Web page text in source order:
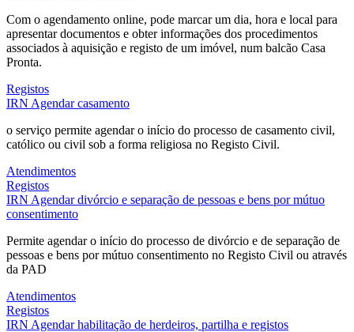
Com o agendamento online, pode marcar um dia, hora e local para
apresentar documentos e obter informações dos procedimentos
associados à aquisição e registo de um imóvel, num balcão Casa
Pronta.
Registos
IRN Agendar casamento
o serviço permite agendar o início do processo de casamento civil,
católico ou civil sob a forma religiosa no Registo Civil.
Atendimentos
Registos
IRN Agendar divórcio e separação de pessoas e bens por mútuo
consentimento
Permite agendar o início do processo de divórcio e de separação de
pessoas e bens por mútuo consentimento no Registo Civil ou através
da PAD
Atendimentos
Registos
IRN Agendar habilitação de herdeiros, partilha e registos